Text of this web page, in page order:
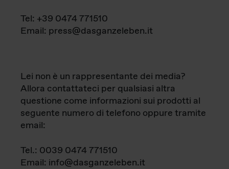
Tel: +39 0474 771510
Email: press@dasganzeleben.it
Lei non è un rappresentante dei media?
Allora contattateci per qualsiasi altra
questione come informazioni sui prodotti al
seguente numero di telefono oppure tramite
email:
Tel.: 0039 0474 771510
Email: info@dasganzeleben.it